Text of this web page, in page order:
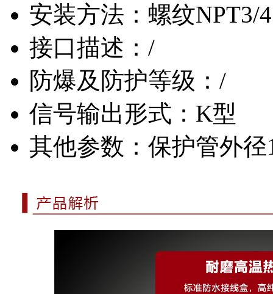
安装方法：螺纹NPT3/4
接口描述：/
防爆及防护等级：/
信号输出形式：K型
其他参数：保护管外径